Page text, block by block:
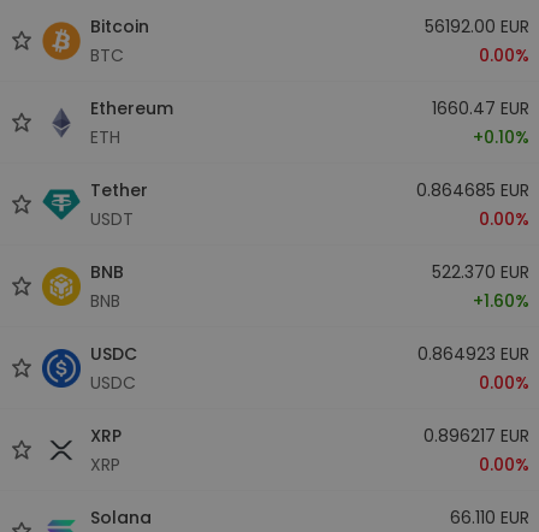
Bitcoin
BTC
56192.00 EUR
0.00%
Ethereum
ETH
1660.47 EUR
+0.10%
Tether
USDT
0.864685 EUR
0.00%
BNB
BNB
522.370 EUR
+1.60%
USDC
USDC
0.864923 EUR
0.00%
XRP
XRP
0.896217 EUR
0.00%
Solana
66.110 EUR